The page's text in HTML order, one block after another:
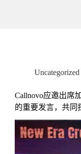
Uncategorized
Callnovo应邀出席
的重要发言，共同